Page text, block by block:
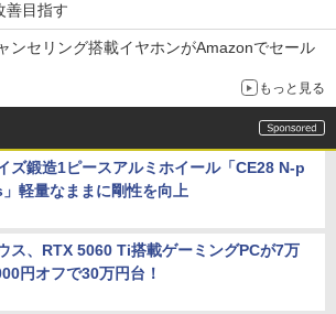
善目指す
ンセリング搭載イヤホンがAmazonでセール
もっと見る
ズ鍛造1ピースアルミホイール「CE28 N-p
軽量なままに剛性を向上
ス、RTX 5060 Ti搭載ゲーミングPCが7万
円オフで30万円台！